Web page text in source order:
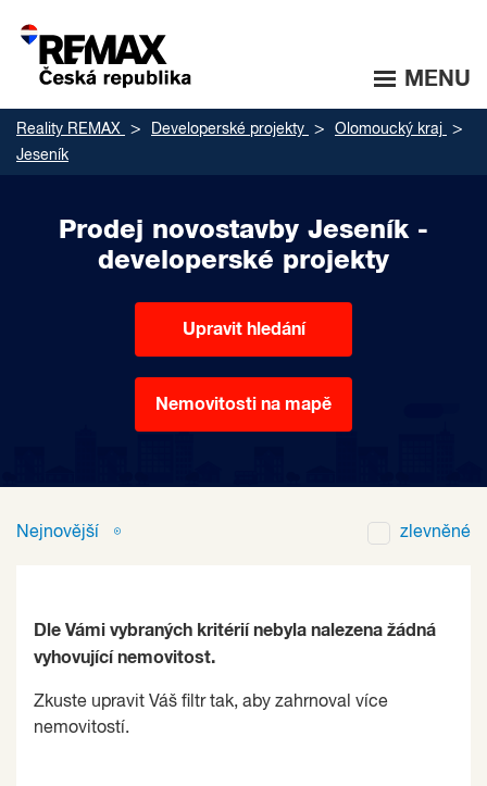
MENU
Reality REMAX Developerské projekty
Olomoucký kraj
Jeseník
Prodej novostavby Jeseník -
developerské projekty
Upravit hledání
Nemovitosti na mapě
Nejnovější zlevněné
Dle Vámi vybraných kritérií nebyla nalezena žádná
vyhovující nemovitost.
Zkuste upravit Váš filtr tak, aby zahrnoval více
nemovitostí.